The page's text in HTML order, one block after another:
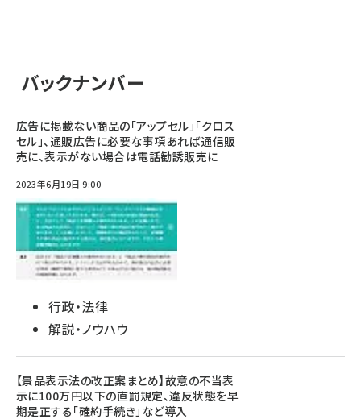
バックナンバー
広告に掲載ない商品の「アップセル」「クロス
セル」、通販広告に必要な事項あれば通信販
売に、表示がない場合は電話勧誘販売に
2023年6月19日 9:00
行政・法律
解説・ノウハウ
【景品表示法の改正案まとめ】故意の不当表
示に100万円以下の直罰規定、違反状態を早
期是正する「確約手続き」など導入